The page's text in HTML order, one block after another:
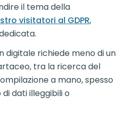
il tema della
visitatori al GDPR,
digitale richiede meno di un
tra la ricerca del
a mano, spesso
dati illeggibili o